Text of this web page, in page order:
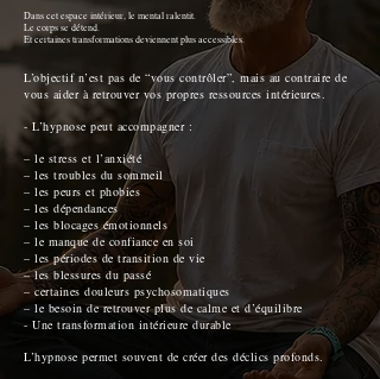
Dans cet espace intérieur, le mental ralentit.
Le corps se détend.
Et certaines transformations deviennent plus accessibles.
L’objectif n’est pas de “vous contrôler”, mais au contraire de
vous aider à retrouver vos propres ressources intérieures.
- L’hypnose peut accompagner :
– le stress et l’anxiété
– les troubles du sommeil
– les peurs et phobies
– les dépendances
– les blocages émotionnels
– le manque de confiance en soi
– les périodes de transition de vie
– les blessures du passé
– certaines douleurs psychosomatiques
– le besoin de retrouver plus de calme et d’équilibre
- Une transformation intérieure durable
L’hypnose permet souvent de créer des déclics profonds.